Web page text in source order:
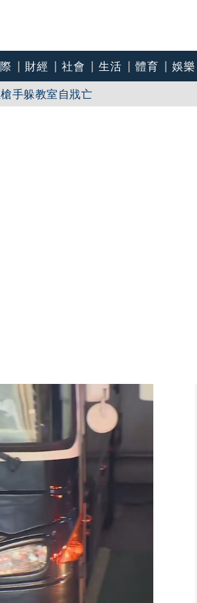
財經 社會 生活 體育 娛樂
手躲教室自戕亡
降雨